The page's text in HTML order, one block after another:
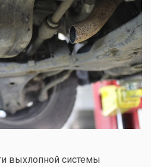
выхлопной системы